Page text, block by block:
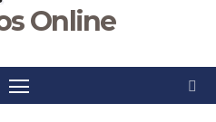
Online